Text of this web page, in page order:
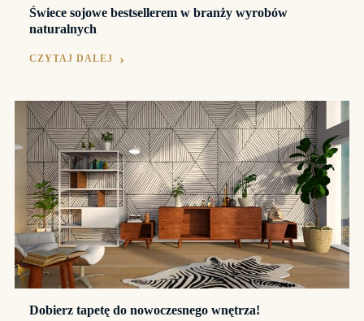
Świece sojowe bestsellerem w branży wyrobów
naturalnych
CZYTAJ DALEJ
Dobierz tapetę do nowoczesnego wnętrza!